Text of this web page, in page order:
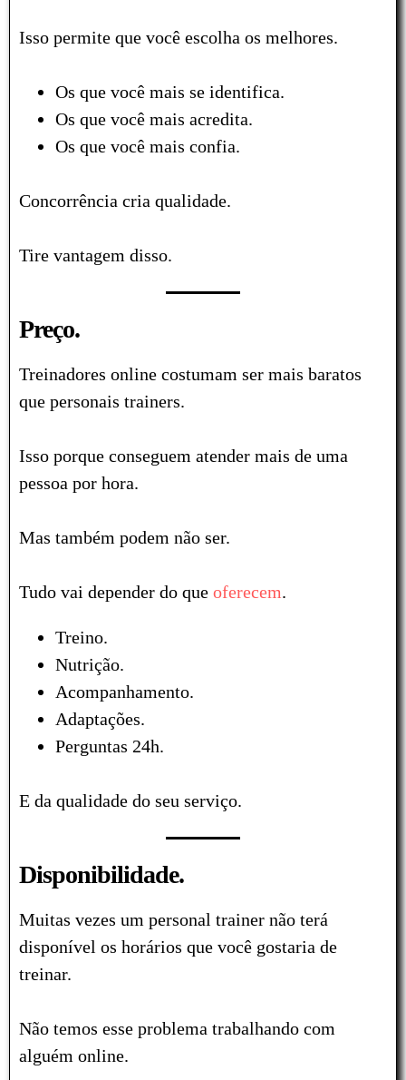
Isso permite que você escolha os melhores.
Os que você mais se identifica.
Os que você mais acredita.
Os que você mais confia.
Concorrência cria qualidade.
Tire vantagem disso.
Preço.
Treinadores online costumam ser mais baratos
que personais trainers.
Isso porque conseguem atender mais de uma
pessoa por hora.
Mas também podem não ser.
Tudo vai depender do que oferecem.
Treino.
Nutrição.
Acompanhamento.
Adaptações.
Perguntas 24h.
E da qualidade do seu serviço.
Disponibilidade.
Muitas vezes um personal trainer não terá
disponível os horários que você gostaria de
treinar.
Não temos esse problema trabalhando com
alguém online.